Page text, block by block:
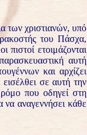
των χριστιανών, υπό
του Πάσχα,
ετοιμάζονται
αυτή
και αρχίζει
σε αυτή την
που οδηγεί στη
να αναγεννήσει κάθε